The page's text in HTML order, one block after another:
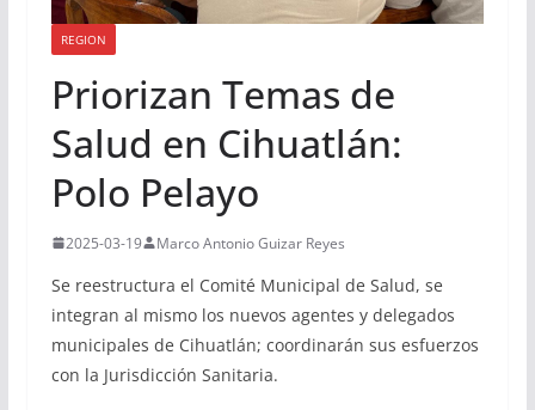
REGION
Priorizan Temas de
Salud en Cihuatlán:
Polo Pelayo
2025-03-19 Marco Antonio Guizar Reyes
Se reestructura el Comité Municipal de Salud, se
integran al mismo los nuevos agentes y delegados
municipales de Cihuatlán; coordinarán sus esfuerzos
con la Jurisdicción Sanitaria.